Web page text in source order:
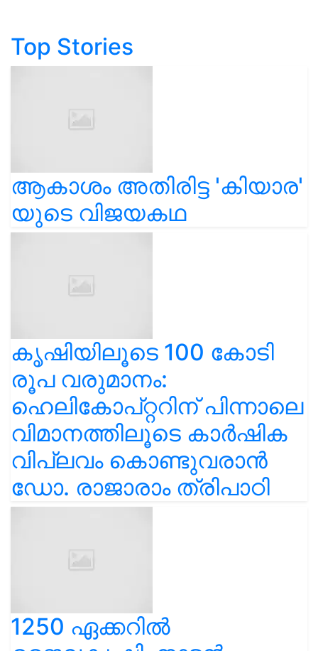
Top Stories
ആകാശം അതിരിട്ട 'കിയാര'
യുടെ വിജയകഥ
കൃഷിയിലൂടെ 100 കോടി
രൂപ വരുമാനം:
ഹെലികോപ്റ്ററിന് പിന്നാലെ
വിമാനത്തിലൂടെ കാർഷിക
വിപ്ലവം കൊണ്ടുവരാൻ
ഡോ. രാജാരാം ത്രിപാഠി
1250 ഏക്കറിൽ